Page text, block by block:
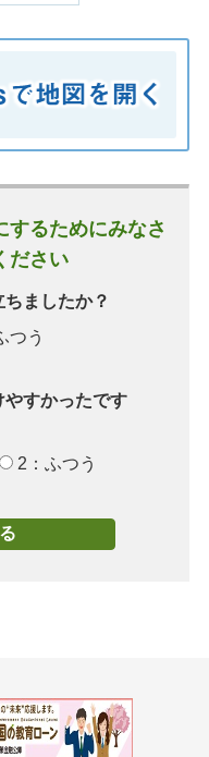
するためにみなさ
ださい
ましたか？
つう
やすかったです
2：ふつう